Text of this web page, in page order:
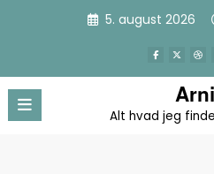
5. august 2026
Alt hvad jeg